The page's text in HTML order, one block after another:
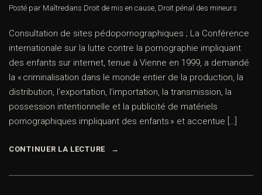
Posté par Maîtredans Droit de mis en cause, Droit pénal des mineurs
Consultation de sites pédopornographiques ; La Conférence
internationale sur la lutte contre la pornographie impliquant
des enfants sur internet, tenue à Vienne en 1999, a demandé
la « criminalisation dans le monde entier de la production, la
distribution, l’exportation, l’importation, la transmission, la
possession intentionnelle et la publicité de matériels
pornographiques impliquant des enfants » et accentue […]
CONTINUER LA LECTURE